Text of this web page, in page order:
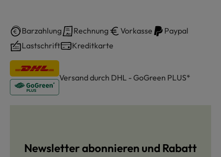
Barzahlung Rechnung Vorkasse
Paypal
Lastschrift
Kreditkarte
Versand durch DHL - GoGreen PLUS*
Newsletter abonnieren und Rabatt